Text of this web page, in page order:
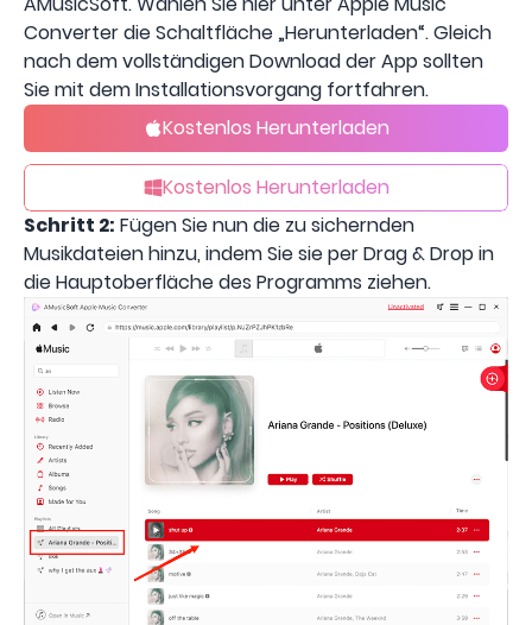
Converter die Schaltfläche „Herunterladen“. Gleich
nach dem vollständigen Download der App sollten
Sie mit dem Installationsvorgang fortfahren.
Kostenlos Herunterladen
Kostenlos Herunterladen
Schritt 2: Fügen Sie nun die zu sichernden
Musikdateien hinzu, indem Sie sie per Drag & Drop in
die Hauptoberfläche des Programms ziehen.